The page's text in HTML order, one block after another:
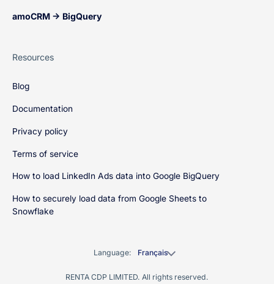
amoCRM → BigQuery
Resources
Blog
Documentation
Privacy policy
Terms of service
How to load LinkedIn Ads data into Google BigQuery
How to securely load data from Google Sheets to
Snowflake
RENTA CDP LIMITED. All rights reserved.
Language: Français